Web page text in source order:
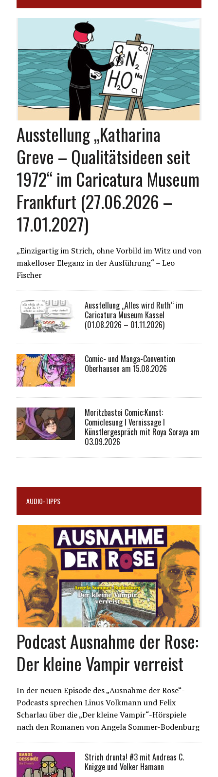
Ausstellung „Katharina
Greve – Qualitätsideen seit
1972“ im Caricatura Museum
Frankfurt (27.06.2026 –
17.01.2027)
„Einzigartig im Strich, ohne Vorbild im Witz und von
makelloser Eleganz in der Ausführung“ – Leo
Fischer
Ausstellung „Alles wird Ruth“ im
Caricatura Museum Kassel
(01.08.2026 – 01.11.2026)
Comic- und Manga-Convention
Oberhausen am 15.08.2026
Moritzbastei Comic:Kunst:
Comiclesung I Vernissage I
Künstlergespräch mit Roya Soraya am
03.09.2026
AUDIO-TIPPS
Podcast Ausnahme der Rose:
Der kleine Vampir verreist
In der neuen Episode des „Ausnahme der Rose“-
Podcasts sprechen Linus Volkmann und Felix
Scharlau über die „Der kleine Vampir“-Hörspiele
nach den Romanen von Angela Sommer-Bodenburg
Strich drunta! #3 mit Andreas C.
Knigge und Volker Hamann